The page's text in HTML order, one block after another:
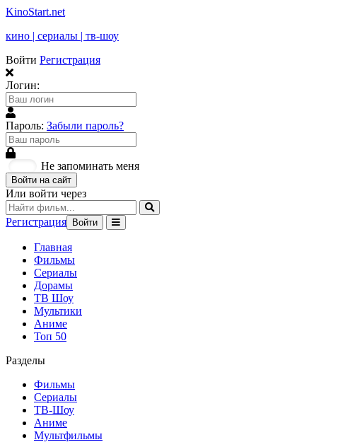
KinoStart.net
кино | сериалы | тв-шоу
Войти Регистрация
Логин:
Пароль: Забыли пароль?
Не запоминать меня
Войти на сайт
Или войти через
Регистрация Войти
Главная
Фильмы
Сериалы
Дорамы
ТВ Шоу
Мультики
Аниме
Топ 50
Разделы
Фильмы
Сериалы
ТВ-Шоу
Аниме
Мультфильмы